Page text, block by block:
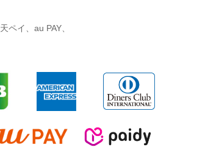
ペイ、au PAY、